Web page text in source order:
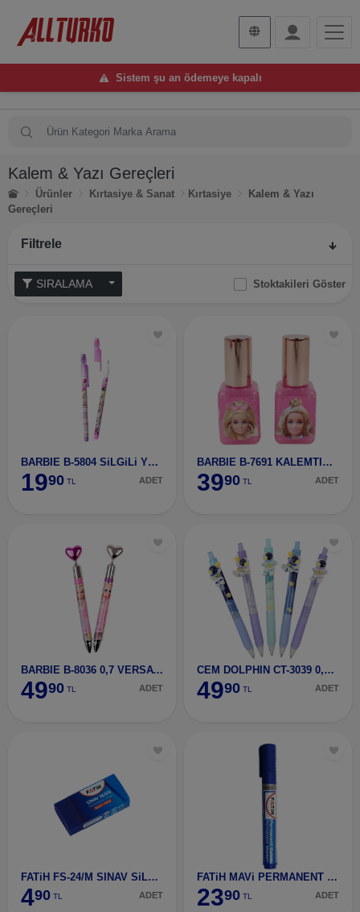
Sistem şu an ödemeye kapalı
Kalem & Yazı Gereçleri
Ürünler Kırtasiye & Sanat Kırtasiye
Kalem & Yazı
Gereçleri
Filtrele
Stoktakileri Göster
BARBIE B-5804 SiLGiLi YUMURTLAYAN KALEM
1990 TL ADET
BARBIE B-7691 KALEMTIRAŞLI RUJ SiLGi
3990 TL ADET
BARBIE B-8036 0,7 VERSATiL KALEM
4990 TL ADET
CEM DOLPHIN CT-3039 0,7 VERSATiL KALEM
4990 TL ADET
FATiH FS-24/M SINAV SiLGiSi 36060
490 TL ADET
FATiH MAVi PERMANENT KALEM YUVAR UÇ
2390 TL ADET